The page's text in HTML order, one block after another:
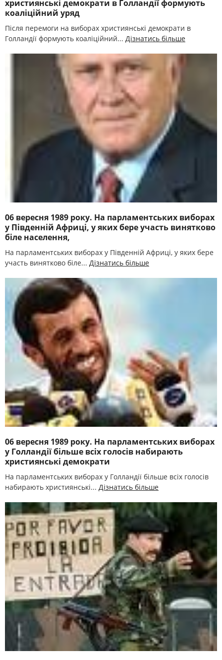
християнські демократи в Голландії формують
коаліційний уряд
Після перемоги на виборах християнські демократи в
Голландії формують коаліційний... Дізнатись більше
06 вересня 1989 року. На парламентських виборах
у Південній Африці, у яких бере участь винятково
біле населення,
На парламентських виборах у Південній Африці, у яких бере
участь винятково біле... Дізнатись більше
06 вересня 1989 року. На парламентських виборах
у Голландії більше всіх голосів набирають
християнські демократи
На парламентських виборах у Голландії більше всіх голосів
набирають християнські... Дізнатись більше